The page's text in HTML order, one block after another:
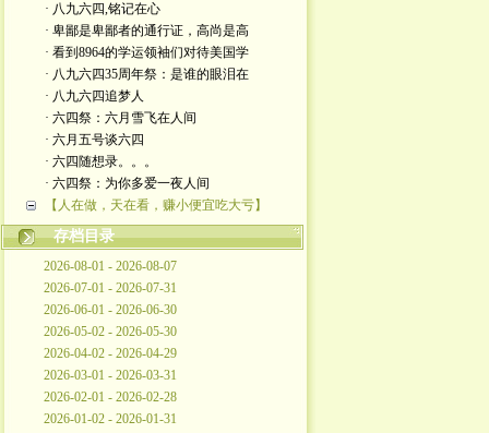
· 八九六四,铭记在心
· 卑鄙是卑鄙者的通行证，高尚是高
· 看到8964的学运领袖们对待美国学
· 八九六四35周年祭：是谁的眼泪在
· 八九六四追梦人
· 六四祭：六月雪飞在人间
· 六月五号谈六四
· 六四随想录。。。
· 六四祭：为你多爱一夜人间
【人在做，天在看，赚小便宜吃大亏】
存档目录
2026-08-01 - 2026-08-07
2026-07-01 - 2026-07-31
2026-06-01 - 2026-06-30
2026-05-02 - 2026-05-30
2026-04-02 - 2026-04-29
2026-03-01 - 2026-03-31
2026-02-01 - 2026-02-28
2026-01-02 - 2026-01-31